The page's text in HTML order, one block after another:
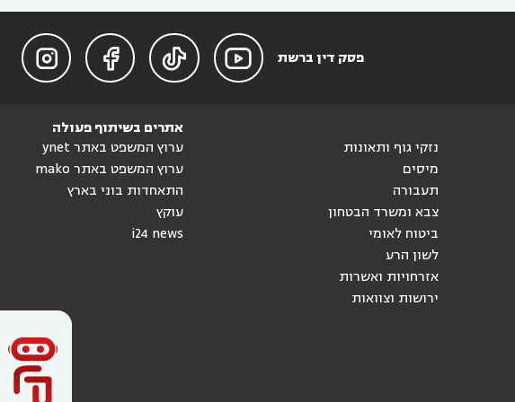
פסק דין ברשת 



נזקי גוף ותאונות
מיסים
תעבורה
צבא ומשרד הבטחון
ביטוח לאומי
לשון הרע
אזרחויות ואשרות
ירושות וצוואות
אתרים בשיתוף פעולה
ערוץ המשפט באתר ynet
ערוץ המשפט באתר mako
התאחדות בוני בארץ
עוקץ
i24 news